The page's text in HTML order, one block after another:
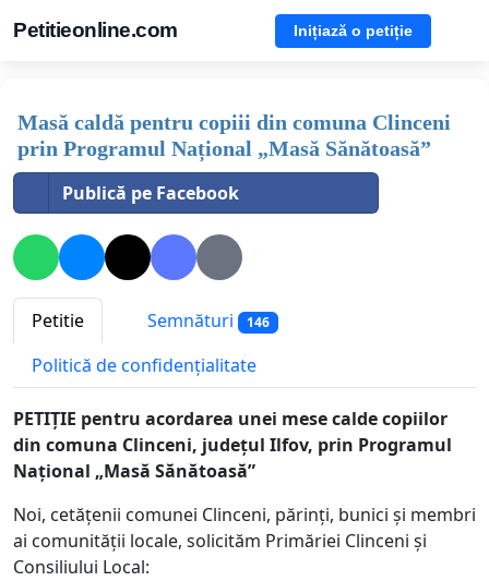
Petitieonline.com Inițiază o petiție
Masă caldă pentru copiii din comuna Clinceni
prin Programul Național „Masă Sănătoasă”
Publică pe Facebook
Petitie Semnături 146
Politică de confidențialitate
PETIȚIE pentru acordarea unei mese calde copiilor
din comuna Clinceni, județul Ilfov, prin Programul
Național „Masă Sănătoasă”
Noi, cetățenii comunei Clinceni, părinți, bunici și membri
ai comunității locale, solicităm Primăriei Clinceni și
Consiliului Local: